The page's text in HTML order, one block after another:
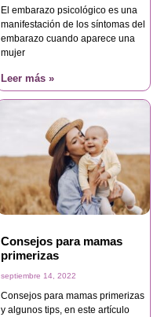
El embarazo psicológico es una
manifestación de los síntomas del
embarazo cuando aparece una
mujer
Leer más »
Consejos para mamas
primerizas
septiembre 14, 2022
Consejos para mamas primerizas
y algunos tips, en este artículo